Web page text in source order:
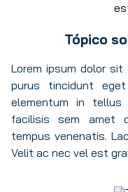
Tópico
Lorem ipsum dolor
purus tincidunt
elementum in
facilisis sem amet
tempus venenatis.
Velit ac nec vel est